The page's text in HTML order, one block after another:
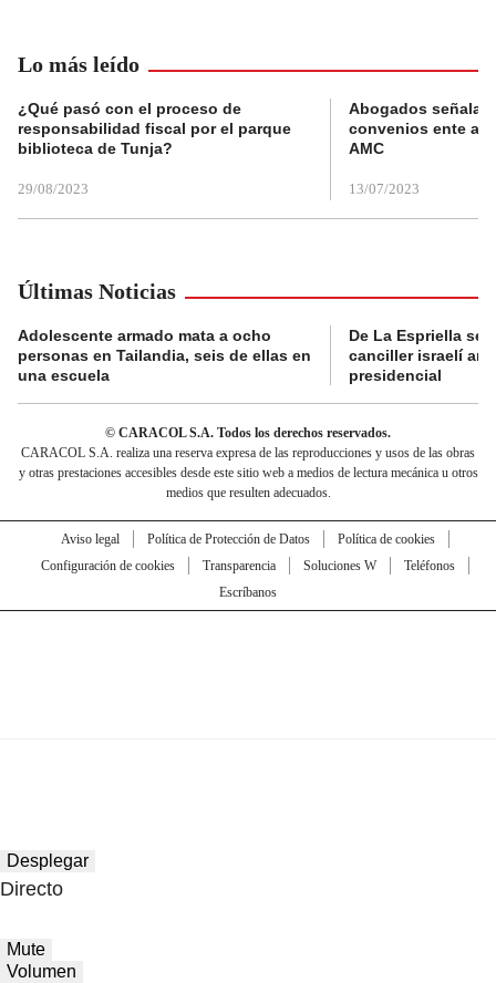
Lo más leído
¿Qué pasó con el proceso de
responsabilidad fiscal por el parque
biblioteca de Tunja?
29/08/2023
Abogados
convenios ente
AMC
13/07/2023
Últimas Noticias
Adolescente armado mata a ocho
personas en Tailandia, seis de ellas en
una escuela
De La Espriella se
canciller israelí
presidencial
© CARACOL S.A. Todos los derechos reservados.
CARACOL S.A. realiza una reserva expresa de las reproducciones y usos de las obras
y otras prestaciones accesibles desde este sitio web a medios de lectura mecánica u otros
medios que resulten adecuados.
Aviso legal Política de Protección de Datos
Política de cookies
Configuración de cookies
Transparencia Soluciones W
Teléfonos
Escríbanos
Desplegar
Directo
Mute
Volumen